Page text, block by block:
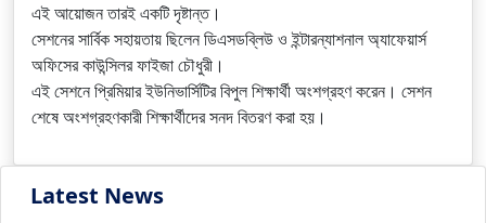
এই আয়োজন তারই একটি দৃষ্টান্ত।
সেশনের সার্বিক সহায়তায় ছিলেন ডিএসডব্লিউ ও ইন্টারন্যাশনাল অ্যাফেয়ার্স
অফিসের কাউন্সিলর ফাইজা চৌধুরী।
এই সেশনে প্রিমিয়ার ইউনিভার্সিটির বিপুল শিক্ষার্থী অংশগ্রহণ করেন। সেশন
শেষে অংশগ্রহণকারী শিক্ষার্থীদের সনদ বিতরণ করা হয়।
Latest News